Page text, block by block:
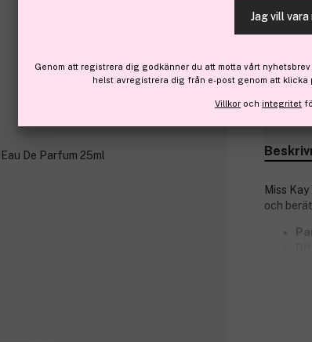
83
Slut i
Miss
och
Jag vill vara
Genom att registrera dig godkänner du att motta vårt
helst avregistrera dig från e-post genom att klicka
Villkor och integritet